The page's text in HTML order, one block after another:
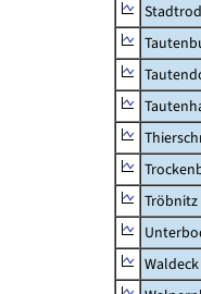
Tröbnitz
Waldeck